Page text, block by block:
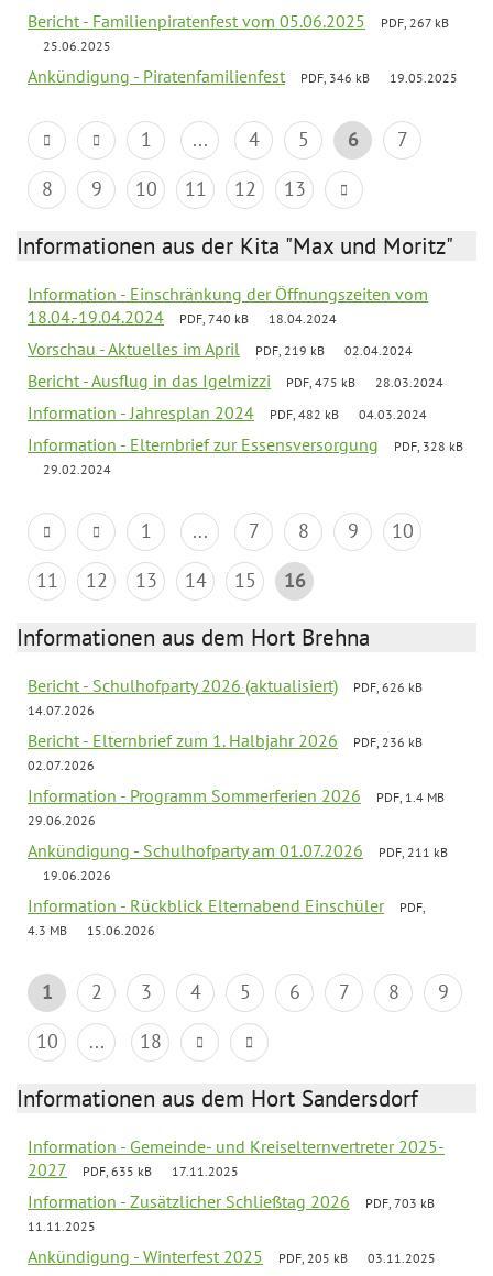
Bericht - Familienpiratenfest vom 05.06.2025
PDF, 267 kB
25.06.2025
Ankündigung - Piratenfamilienfest PDF, 346 kB 19.05.2025
1 ... 4 5 6
7
8
9 10 11 12 13
Informationen aus der Kita "Max und Moritz"
Information - Einschränkung der Öffnungszeiten vom
18.04.-19.04.2024
PDF, 740 kB 18.04.2024
Vorschau - Aktuelles im April PDF, 219 kB 02.04.2024
Bericht - Ausflug in das Igelmizzi PDF, 475 kB 28.03.2024
Information - Jahresplan 2024 PDF, 482 kB 04.03.2024
Information - Elternbrief zur Essensversorgung
PDF, 328 kB
29.02.2024
1 ... 7 8 9
10
11
12 13 14 15 16
Informationen aus dem Hort Brehna
Bericht - Schulhofparty 2026 (aktualisiert)
PDF, 626 kB
14.07.2026
Bericht - Elternbrief zum 1. Halbjahr 2026
PDF, 236 kB
02.07.2026
Information - Programm Sommerferien 2026
PDF, 1.4 MB
29.06.2026
Ankündigung - Schulhofparty am 01.07.2026
PDF, 211 kB
19.06.2026
Information - Rückblick Elternabend Einschüler
PDF,
4.3 MB
15.06.2026
1 2 3 4 5 6 7 8
9
10
... 18
Informationen aus dem Hort Sandersdorf
Information - Gemeinde- und Kreiselternvertreter 2025-
2027
PDF, 635 kB 17.11.2025
Information - Zusätzlicher Schließtag 2026
PDF, 703 kB
11.11.2025
Ankündigung - Winterfest 2025 PDF, 205 kB 03.11.2025